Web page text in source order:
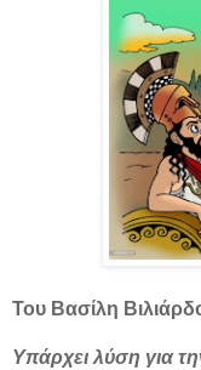
Του Βασίλη
Υπάρχει λύση για